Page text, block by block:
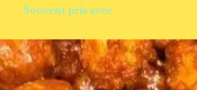
Souvent pris avec